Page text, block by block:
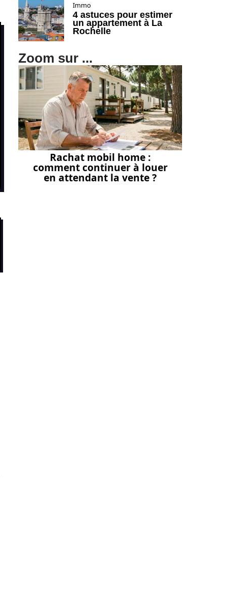
Immo
4 astuces pour estimer
un appartement à La
Rochelle
Zoom sur ...
Rachat mobil home :
comment continuer à louer
en attendant la vente ?